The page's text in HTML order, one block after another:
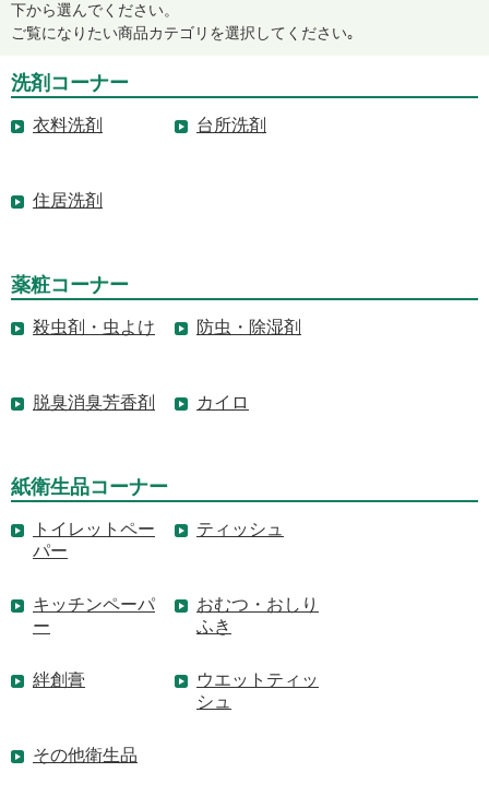
下から選んでください。
ご覧になりたい商品カテゴリを選択してください｡
洗剤コーナー
衣料洗剤 台所洗剤
住居洗剤
薬粧コーナー
殺虫剤・虫よけ 防虫・除湿剤
脱臭消臭芳香剤 カイロ
紙衛生品コーナー
トイレットペー
パー
ティッシュ
キッチンペーパ
ー
おむつ・おしり
ふき
絆創膏
ウエットティッ
シュ
その他衛生品